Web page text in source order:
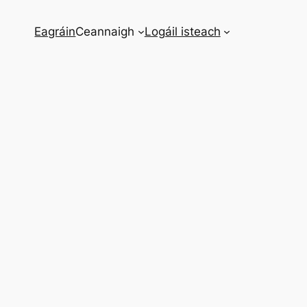
EagráinCeannaigh Logáil isteach